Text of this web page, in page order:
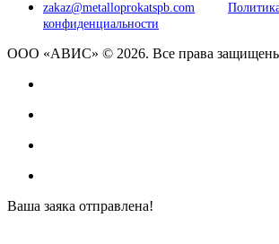
zakaz@metalloprokatspb.com
конфиденциальности
ООО «АВИС» © 2026. Все права
Ваша заяка отправлена!